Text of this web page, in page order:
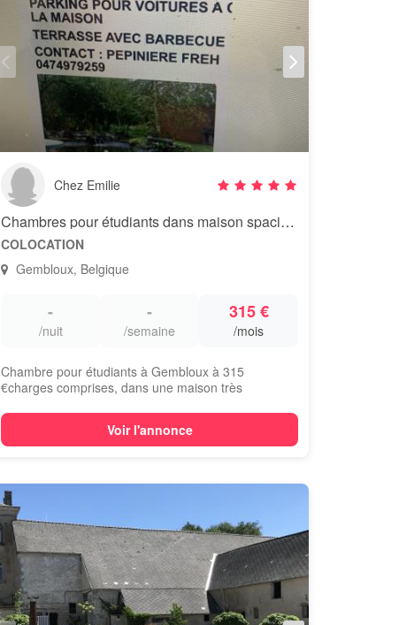
Chez Emilie
Chambres pour étudiants dans maison spacieuse
COLOCATION
Gembloux, Belgique
-
/nuit
-
/semaine
315 €
/mois
Chambre pour étudiants à Gembloux à 315
€charges comprises, dans une maison très
Voir l'annonce